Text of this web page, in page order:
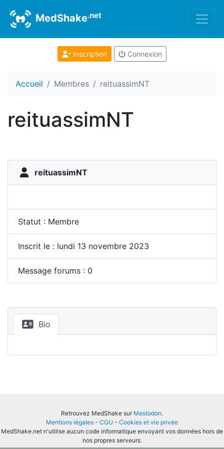
MedShake.net
Inscription Connexion
Accueil Membres reituassimNT
reituassimNT
reituassimNT
Statut : Membre
Inscrit le : lundi 13 novembre 2023
Message forums : 0
Bio
Retrouvez MedShake sur Mastodon.
Mentions légales - CGU - Cookies et vie privée
MedShake.net n'utilise aucun code informatique envoyant vos données hors de
nos propres serveurs.